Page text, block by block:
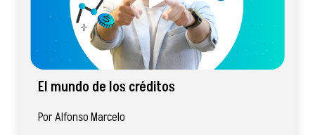
El mundo de los créditos
Por Alfonso Marcelo